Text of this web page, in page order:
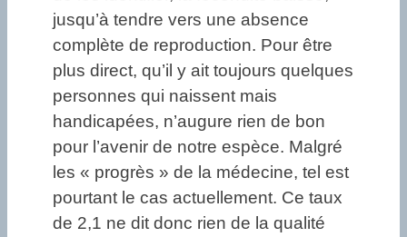
jusqu’à tendre vers une absence
complète de reproduction. Pour être
plus direct, qu’il y ait toujours quelques
personnes qui naissent mais
handicapées, n’augure rien de bon
pour l’avenir de notre espèce. Malgré
les « progrès » de la médecine, tel est
pourtant le cas actuellement. Ce taux
de 2,1 ne dit donc rien de la qualité